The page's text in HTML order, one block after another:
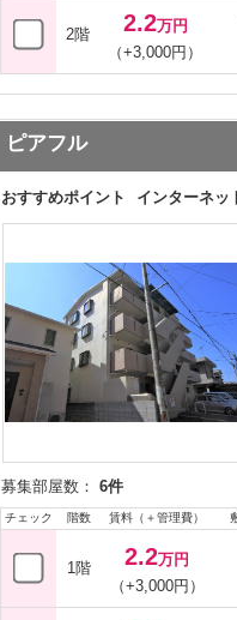
2階 2.2万円
（+3,000円）
ピアフル
おすすめポイント インターネ
募集部屋数： 6件
チェック 階数 賃料（＋管理費）
1階 2.2万円
（+3,000円）